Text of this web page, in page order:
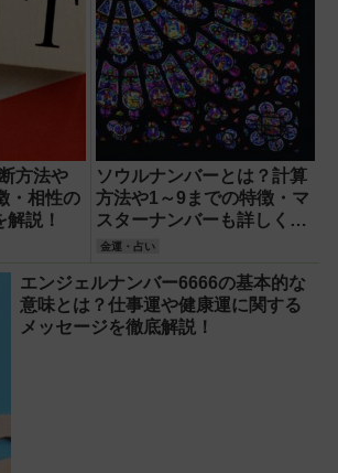
方法や
・相性の
解説！
ソウルナンバーとは？計算
方法や1～9までの特徴・マ
スターナンバーも詳しく解
説！
金運・占い
エンジェルナンバー6666の基本的な
意味とは？仕事運や健康運に関する
メッセージを徹底解説！